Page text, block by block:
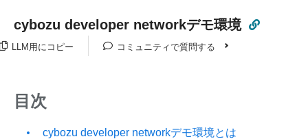
cybozu developer networkデモ環境
LLM用にコピー コミュニティで質問する
目次
cybozu developer networkデモ環境とは